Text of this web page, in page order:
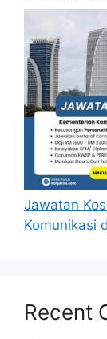
Jawatan
Komunikasi
Recent